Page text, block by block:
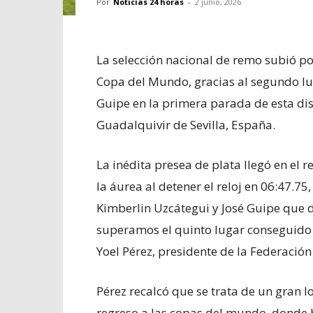
La selección nacional de remo subió
Copa del Mundo, gracias al segundo
Guipe en la primera parada de esta
Guadalquivir de Sevilla, España.
La inédita presea de plata llegó en el
la áurea al detener el reloj en
Kimberlin Uzcátegui y José Guipe que
superamos el quinto lugar
Yoel Pérez, presidente de la
Pérez recalcó que se trata de un gran